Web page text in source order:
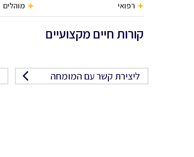
רפואי
מוהלים
קורות חיים מקצועיים
ליצירת קשר עם המומחה